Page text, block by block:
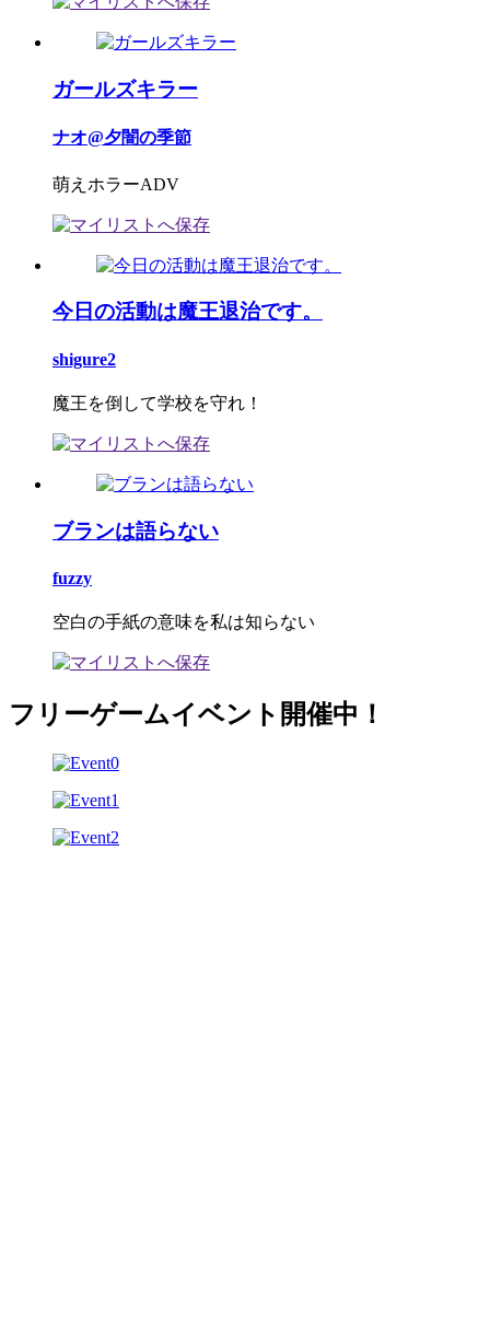
ガールズキラー
ナオ@夕闇の季節
萌えホラーADV
今日の活動は魔王退治です。
shigure2
魔王を倒して学校を守れ！
ブランは語らない
fuzzy
空白の手紙の意味を私は知らない
フリーゲームイベント開催中！